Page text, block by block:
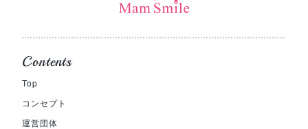
Contents
Top
コンセプト
運営団体